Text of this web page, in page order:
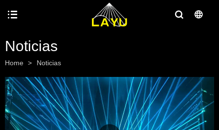
Noticias
Home > Noticias